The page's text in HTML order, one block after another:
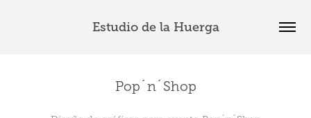
Estudio de la Huerga
Pop´n´Shop